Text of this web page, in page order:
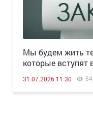
Мы будем жить
которые вступят
31.07.2026 11:30